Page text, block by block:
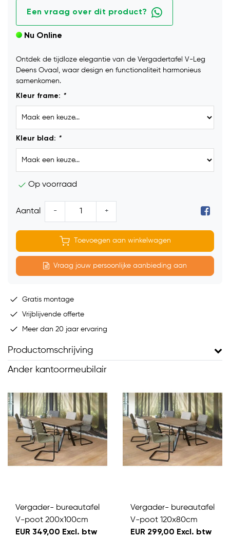
Een vraag over dit product?
Nu Online
Ontdek de tijdloze elegantie van de Vergadertafel V-Leg
Deens Ovaal, waar design en functionaliteit harmonieus
samenkomen.
Kleur frame: *
Kleur blad: *
Op voorraad
Aantal - +
Toevoegen aan winkelwagen
Vraag jouw persoonlijke aanbieding aan
Gratis montage
Vrijblijvende offerte
Meer dan 20 jaar ervaring
Productomschrijving
Ander kantoormeubilair
Vergader- bureautafel
V-poot 200x100cm
EUR 349,00 Excl. btw
Vergader- bureautafel
V-poot 120x80cm
EUR 299,00 Excl. btw